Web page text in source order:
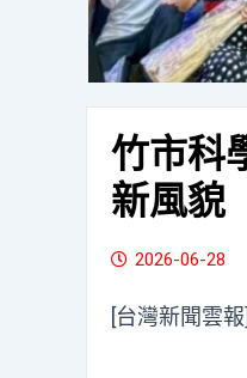
竹市科
新風貌
2026-06-28
[台灣新聞雲